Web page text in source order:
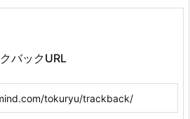
バックURL